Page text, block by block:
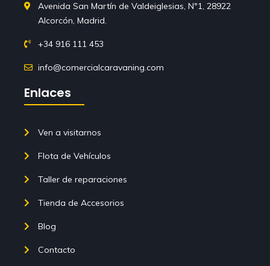
Avenida San Martín de Valdeiglesias, Nº1, 28922
Alcorcón, Madrid.
+34 916 111 453
info@comercialcaravaning.com
Enlaces
Ven a visitarnos
Flota de Vehículos
Taller de reparaciones
Tienda de Accesorios
Blog
Contacto